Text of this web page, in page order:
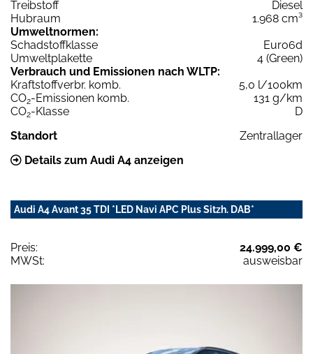
Treibstoff
Diesel
Hubraum
1.968 cm³
Umweltnormen:
Schadstoffklasse
Euro6d
Umweltplakette
4 (Green)
Verbrauch und Emissionen nach WLTP:
Kraftstoffverbr. komb.
5,0 l/100km
CO2-Emissionen komb.
131 g/km
CO2-Klasse
D
Standort
Zentrallager
Details zum Audi A4 anzeigen
Audi A4 Avant 35 TDI *LED Navi APC Plus Sitzh. DAB*
Preis:
24.999,00 €
MWSt:
ausweisbar